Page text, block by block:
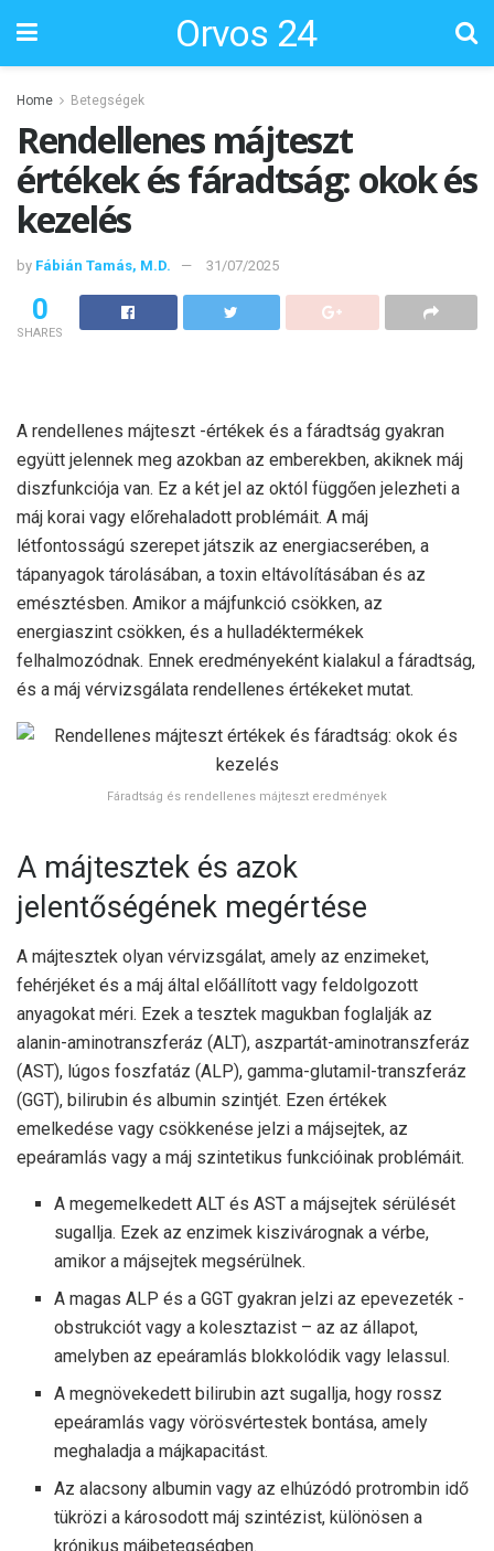
Orvos 24
Home Betegségek
Rendellenes májteszt
értékek és fáradtság: okok és
kezelés
by Fábián Tamás, M.D. 31/07/2025
0
SHARES
A rendellenes májteszt -értékek és a fáradtság gyakran
együtt jelennek meg azokban az emberekben, akiknek máj
diszfunkciója van. Ez a két jel az októl függően jelezheti a
máj korai vagy előrehaladott problémáit. A máj
létfontosságú szerepet játszik az energiacserében, a
tápanyagok tárolásában, a toxin eltávolításában és az
emésztésben. Amikor a májfunkció csökken, az
energiaszint csökken, és a hulladéktermékek
felhalmozódnak. Ennek eredményeként kialakul a fáradtság,
és a máj vérvizsgálata rendellenes értékeket mutat.
Fáradtság és rendellenes májteszt eredmények
A májtesztek és azok
jelentőségének megértése
A májtesztek olyan vérvizsgálat, amely az enzimeket,
fehérjéket és a máj által előállított vagy feldolgozott
anyagokat méri. Ezek a tesztek magukban foglalják az
alanin-aminotranszferáz (ALT), aszpartát-aminotranszferáz
(AST), lúgos foszfatáz (ALP), gamma-glutamil-transzferáz
(GGT), bilirubin és albumin szintjét. Ezen értékek
emelkedése vagy csökkenése jelzi a májsejtek, az
epeáramlás vagy a máj szintetikus funkcióinak problémáit.
A megemelkedett ALT és AST a májsejtek sérülését
sugallja. Ezek az enzimek kiszivárognak a vérbe,
amikor a májsejtek megsérülnek.
A magas ALP és a GGT gyakran jelzi az epevezeték -
obstrukciót vagy a kolesztazist – az az állapot,
amelyben az epeáramlás blokkolódik vagy lelassul.
A megnövekedett bilirubin azt sugallja, hogy rossz
epeáramlás vagy vörösvértestek bontása, amely
meghaladja a májkapacitást.
Az alacsony albumin vagy az elhúzódó protrombin idő
tükrözi a károsodott máj szintézist, különösen a
krónikus májbetegségben.